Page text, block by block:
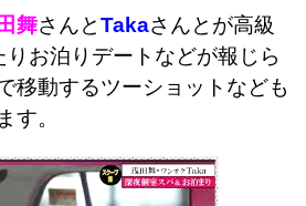
舞さんとTakaさんとが高級
りお泊りデートなどが報じら
移動するツーショットなども
す。